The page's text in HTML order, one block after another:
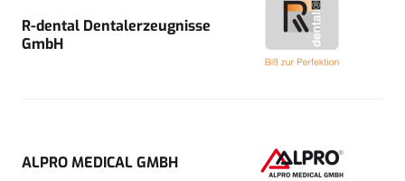
R-dental Dentalerzeugnisse
GmbH
ALPRO MEDICAL GMBH